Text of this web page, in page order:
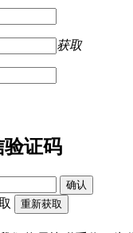
获取
验证码
确认
重新获取